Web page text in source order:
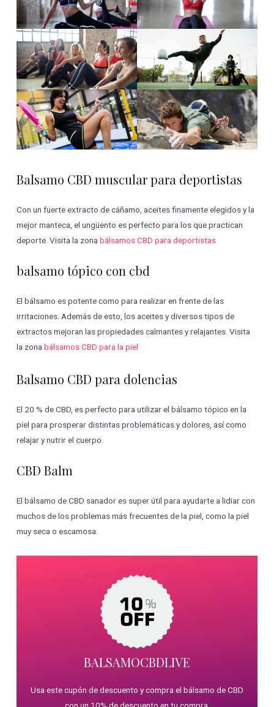
Balsamo CBD muscular para deportistas
Con un fuerte extracto de cáñamo, aceites finamente elegidos y la
mejor manteca, el ungüento es perfecto para los que practican
deporte. Visita la zonabálsamos CBD para deportistas
balsamo tópico con cbd
El bálsamo es potente como para realizar en frente de las
irritaciones. Además de esto, los aceites y diversos tipos de
extractos mejoran las propiedades calmantes y relajantes. Visita
la zonabálsamos CBD para la piel
Balsamo CBD para dolencias
El 20 % de CBD, es perfecto para utilizar el bálsamo tópico en la
piel para prosperar distintas problemáticas y dolores, así como
relajar y nutrir el cuerpo.
CBD Balm
El bálsamo de CBD sanador es super útil para ayudarte a lidiar con
muchos de los problemas más frecuentes de la piel, como la piel
muy seca o escamosa.
BALSAMOCBDLIVE
Usa este cupón de descuento y compra el bálsamo de CBD